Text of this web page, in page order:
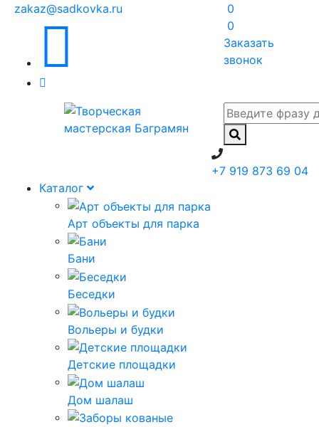
zakaz@sadkovka.ru
0
0
Заказать
звонок
+7 919 873 69 04
Каталог
Арт объекты для парка
Бани
Беседки
Вольеры и будки
Детские площадки
Дом шалаш